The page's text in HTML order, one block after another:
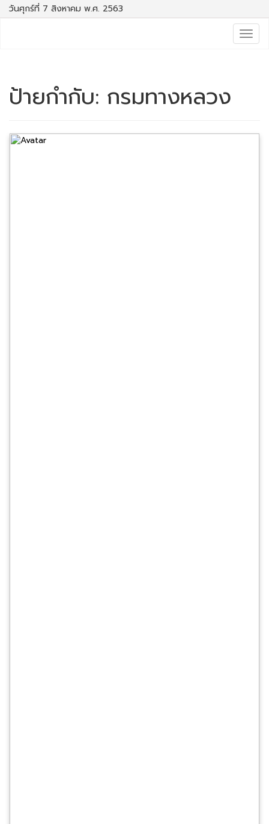
วันศุกร์ที่ 7 สิงหาคม พ.ศ. 2563
ป้ายกำกับ: กรมทางหลวง